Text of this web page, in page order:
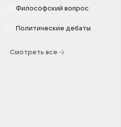
Философский вопрос
Политические дебаты
Смотреть все